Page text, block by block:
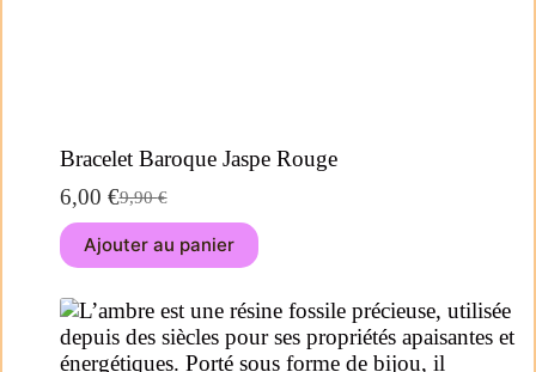
Bracelet Baroque Jaspe Rouge
9,90€
6,00 €
Ajouter au panier